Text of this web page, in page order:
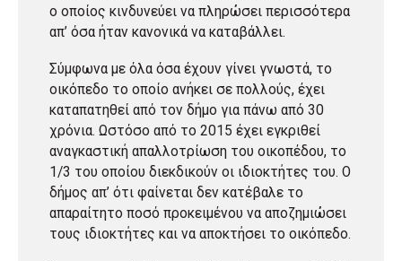
ο οποίος κινδυνεύει να πληρώσει περισσότερα
απ’ όσα ήταν κανονικά να καταβάλλει.
Σύμφωνα με όλα όσα έχουν γίνει γνωστά, το
οικόπεδο το οποίο ανήκει σε πολλούς, έχει
καταπατηθεί από τον δήμο για πάνω από 30
χρόνια. Ωστόσο από το 2015 έχει εγκριθεί
αναγκαστική απαλλοτρίωση του οικοπέδου, το
1/3 του οποίου διεκδικούν οι ιδιοκτήτες του. Ο
δήμος απ’ ότι φαίνεται δεν κατέβαλε το
απαραίτητο ποσό προκειμένου να αποζημιώσει
τους ιδιοκτήτες και να αποκτήσει το οικόπεδο.